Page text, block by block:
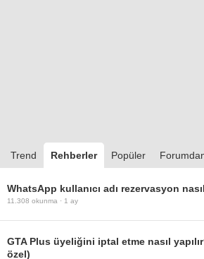
Trend Rehberler Popüler
WhatsApp kullanıcı adı rezervasyon
11.308 okunma · 1 ay
GTA Plus üyeliğini iptal etme nasıl
özel)